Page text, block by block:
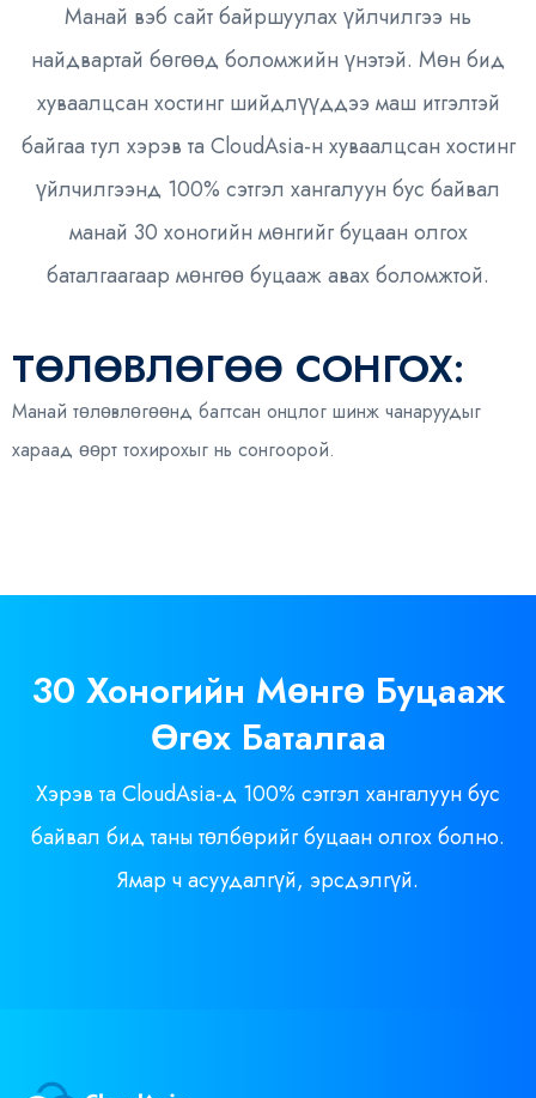
Манай вэб сайт байршуулах үйлчилгээ нь
найдвартай бөгөөд боломжийн үнэтэй. Мөн бид
хуваалцсан хостинг шийдлүүддээ маш итгэлтэй
байгаа тул хэрэв та CloudAsia-н хуваалцсан хостинг
үйлчилгээнд 100% сэтгэл хангалуун бус байвал
манай 30 хоногийн мөнгийг буцаан олгох
баталгаагаар мөнгөө буцааж авах боломжтой.
ТӨЛӨВЛӨГӨӨ СОНГОХ:
Манай төлөвлөгөөнд багтсан онцлог шинж чанаруудыг
хараад өөрт тохирохыг нь сонгоорой.
30 Хоногийн Мөнгө Буцааж
Өгөх Баталгаа
Хэрэв та CloudAsia-д 100% сэтгэл хангалуун бус
байвал бид таны төлбөрийг буцаан олгох болно.
Ямар ч асуудалгүй, эрсдэлгүй.